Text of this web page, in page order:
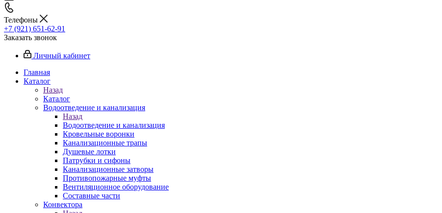
Телефоны
+7 (921) 651-62-91
Заказать звонок
Личный кабинет
Главная
Каталог
Назад
Каталог
Водоотведение и канализация
Назад
Водоотведение и канализация
Кровельные воронки
Канализационные трапы
Душевые лотки
Патрубки и сифоны
Канализационные затворы
Противопожарные муфты
Вентиляционное оборудование
Составные части
Конвектора